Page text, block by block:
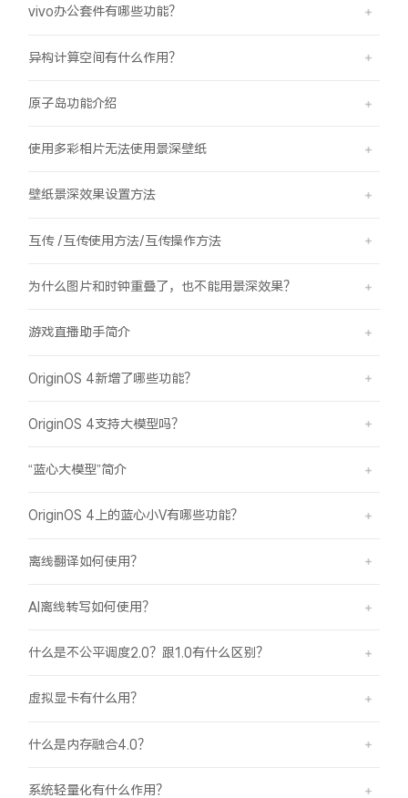
vivo办公套件有哪些功能？
异构计算空间有什么作用？
原子岛功能介绍
使用多彩相片无法使用景深壁纸
壁纸景深效果设置方法
互传 /互传使用方法/互传操作方法
为什么图片和时钟重叠了，也不能用景深效果？
游戏直播助手简介
OriginOS 4新增了哪些功能？
OriginOS 4支持大模型吗？
“蓝心大模型”简介
OriginOS 4上的蓝心小V有哪些功能？
离线翻译如何使用？
AI离线转写如何使用？
什么是不公平调度2.0？跟1.0有什么区别？
虚拟显卡有什么用？
什么是内存融合4.0？
系统轻量化有什么作用？